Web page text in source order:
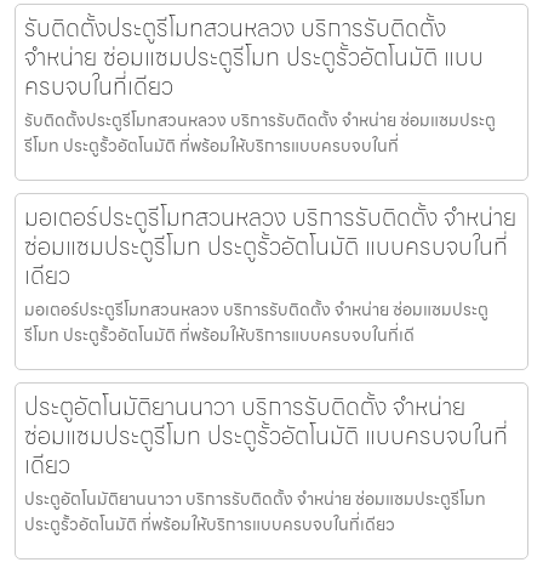
รับติดตั้งประตูรีโมทสวนหลวง บริการรับติดตั้ง
จำหน่าย ซ่อมแซมประตูรีโมท ประตูรั้วอัตโนมัติ แบบ
ครบจบในที่เดียว
รับติดตั้งประตูรีโมทสวนหลวง บริการรับติดตั้ง จำหน่าย ซ่อมแซมประตู
รีโมท ประตูรั้วอัตโนมัติ ที่พร้อมให้บริการแบบครบจบในที่
มอเตอร์ประตูรีโมทสวนหลวง บริการรับติดตั้ง จำหน่าย
ซ่อมแซมประตูรีโมท ประตูรั้วอัตโนมัติ แบบครบจบในที่
เดียว
มอเตอร์ประตูรีโมทสวนหลวง บริการรับติดตั้ง จำหน่าย ซ่อมแซมประตู
รีโมท ประตูรั้วอัตโนมัติ ที่พร้อมให้บริการแบบครบจบในที่เดี
ประตูอัตโนมัติยานนาวา บริการรับติดตั้ง จำหน่าย
ซ่อมแซมประตูรีโมท ประตูรั้วอัตโนมัติ แบบครบจบในที่
เดียว
ประตูอัตโนมัติยานนาวา บริการรับติดตั้ง จำหน่าย ซ่อมแซมประตูรีโมท
ประตูรั้วอัตโนมัติ ที่พร้อมให้บริการแบบครบจบในที่เดียว